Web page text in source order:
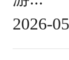
2026-